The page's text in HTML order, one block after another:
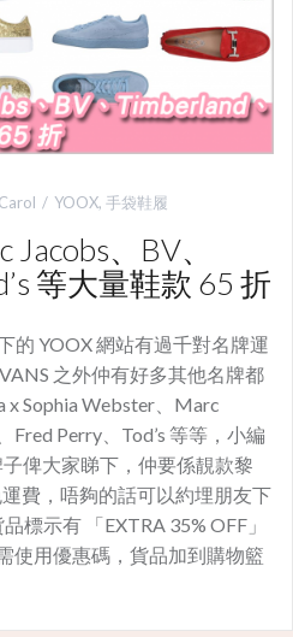
Carol YOOX, 手袋鞋履
、BV、
等大量鞋款 65 折
的 YOOX 網站有過千對名牌運
之外仲有好多其他名牌都
x Sophia Webster、Marc
Fred Perry、Tod’s 等等，小編
俾大家睇下，仲要係靚款黎
費，唔夠的話可以約埋朋友下
標示有 「EXTRA 35% OFF」
使用優惠碼，貨品加到購物籃